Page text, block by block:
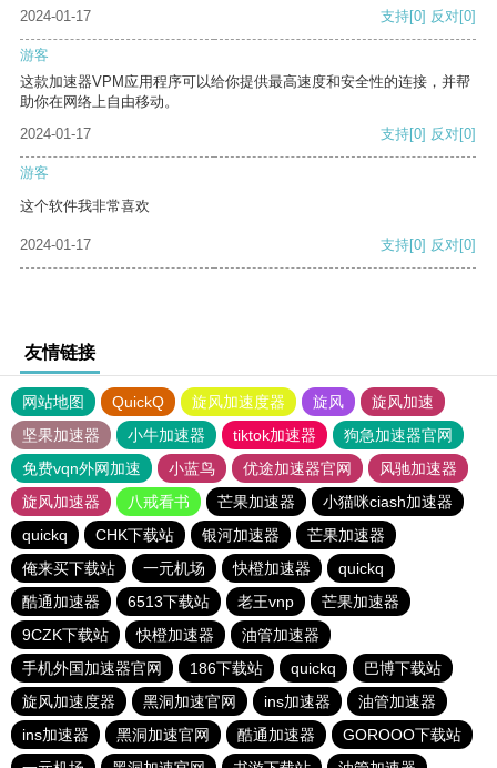
2024-01-17
支持[0] 反对[0]
游客
这款加速器VPM应用程序可以给你提供最高速度和安全性的连接，并帮
助你在网络上自由移动。
2024-01-17
支持[0] 反对[0]
游客
这个软件我非常喜欢
2024-01-17 支持[0] 反对[0]
友情链接
网站地图 QuickQ 旋风加速度器 旋风
旋风加速
坚果加速器
小牛加速器 tiktok加速器
狗急加速器官网
免费vqn外网加速
小蓝鸟 优途加速器官网
风驰加速器
旋风加速器
八戒看书 芒果加速器
小猫咪ciash加速器
quickq
CHK下载站 银河加速器
芒果加速器
俺来买下载站
一元机场 快橙加速器
quickq
酷通加速器
6513下载站 老王vnp
芒果加速器
9CZK下载站
快橙加速器
油管加速器
手机外国加速器官网
186下载站 quickq
巴博下载站
旋风加速度器
黑洞加速官网 ins加速器
油管加速器
ins加速器
黑洞加速官网 酷通加速器
GOROOO下载站